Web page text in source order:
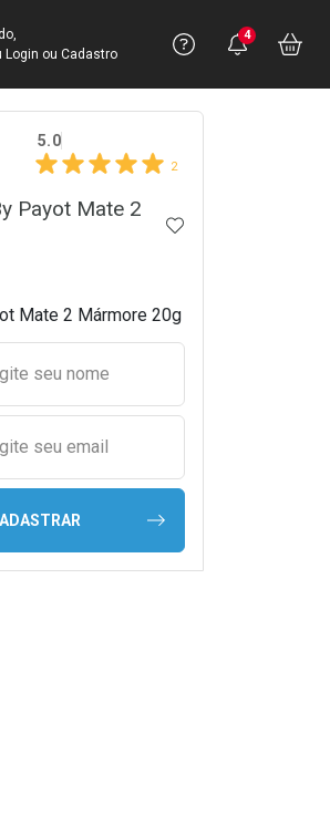
sua Conta
Login ou Cadastro
Precisa
Ver Recursos
Você
4
5.0
2
Payot Mate 2
ADICIONAR AOS
Mate 2 Mármore 20g
nome e email
seu nome
seu email